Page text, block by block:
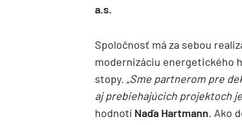
a.s.
Spoločnosť má za sebou
modernizáciu energetického
stopy. „Sme partnerom pre
aj prebiehajúcich projektoch
hodnotí Naďa Hartmann. Ako